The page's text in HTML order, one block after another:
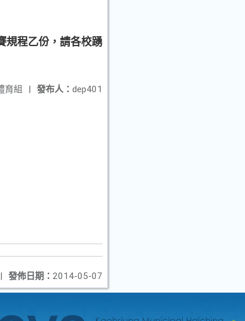
規程乙份，請各校踴
發布人： dep401
育組 |
發佈日期： 2014-05-07
|